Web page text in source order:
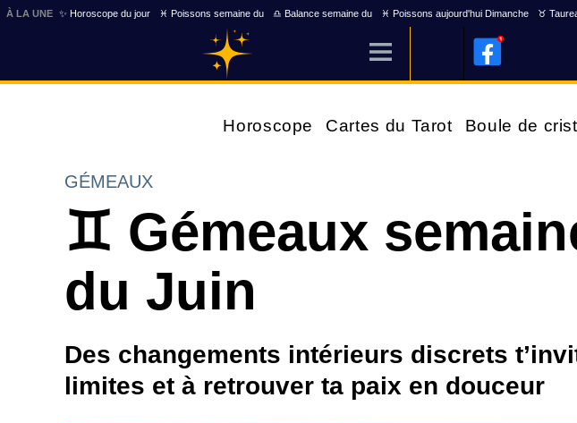
À LA UNE ✨ Horoscope du jour ♓ Poissons semaine du ♎ Balance semaine du ♓ Poissons aujourd'hui Dimanche ♉
Horoscope Cartes du Tarot Boule de
GÉMEAUX
♊ Gémeaux
du Juin
Des changements intérieurs discrets
limites et à retrouver ta paix en douceur